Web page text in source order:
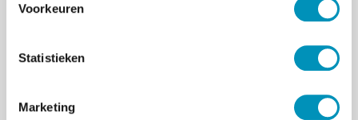
Voorkeuren
Statistieken
Marketing